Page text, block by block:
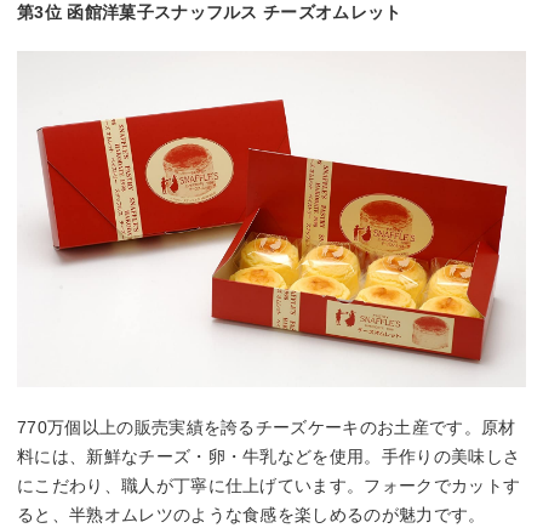
第3位 函館洋菓子スナッフルス チーズオムレット
770万個以上の販売実績を誇るチーズケーキのお土産です。原材
料には、新鮮なチーズ・卵・牛乳などを使用。手作りの美味しさ
にこだわり、職人が丁寧に仕上げています。フォークでカットす
ると、半熟オムレツのような食感を楽しめるのが魅力です。